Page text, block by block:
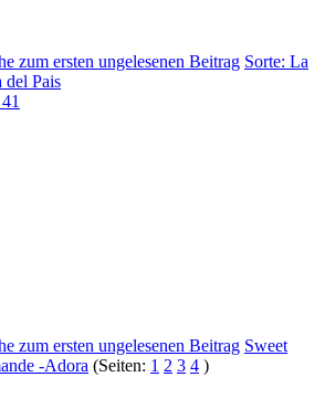
Sorte: La
del Pais
Sweet
-Adora (Seiten: 1 2 3 4 )